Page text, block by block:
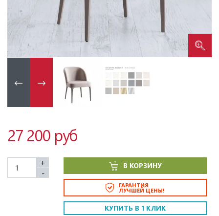
27 200 руб
+
-
В КОРЗИНУ
ГАРАНТИЯ
ЛУЧШЕЙ ЦЕНЫ!
КУПИТЬ В 1 КЛИК